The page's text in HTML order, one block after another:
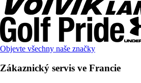
Objevte všechny naše značky
Zákaznický servis ve Francie